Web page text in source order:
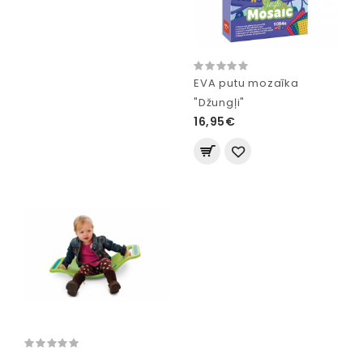
EVA putu mozaīka
"Džungļi"
16,95€